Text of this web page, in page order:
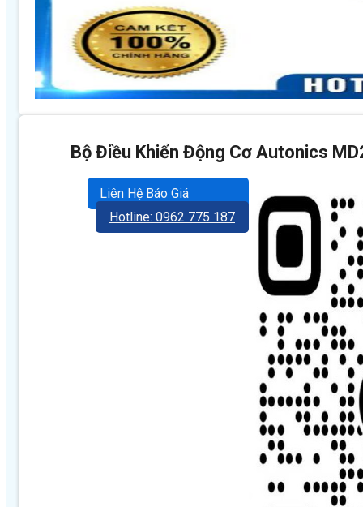
Bộ Điều Khiển Động Cơ Autonics
Liên Hệ Báo Giá
Hotline: 0962 775 187